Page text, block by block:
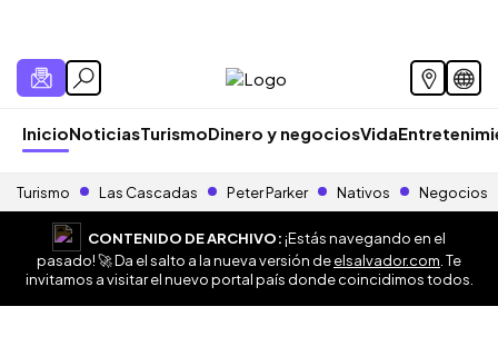
InicioNoticiasTurismoDinero y negociosVida
Turismo Las Cascadas Peter Parker Nativos Negocios
CONTENIDO DE ARCHIVO:¡Estás navegando en el
pasado! 🚀 Da el salto a la nueva versión deelsalvador.com . Te
invitamos a visitar el nuevo portal país donde coincidimos todos.